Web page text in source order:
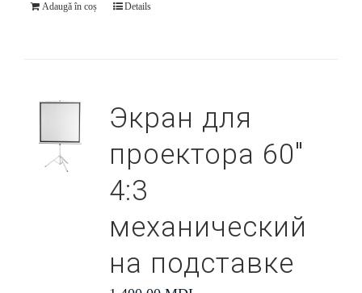
Adaugă în coș Details
Экран для
проектора 60″
4:3
механический
на подставке